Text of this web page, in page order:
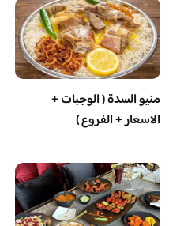
منيو السدة ( الوجبات +
الاسعار + الفروع )